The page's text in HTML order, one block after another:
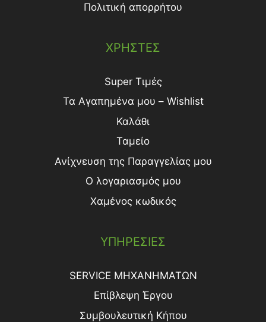
Πολιτική απορρήτου
ΧΡΗΣΤΕΣ
Super Τιμές
Τα Αγαπημένα μου – Wishlist
Καλάθι
Ταμείο
Ανίχνευση της Παραγγελίας μου
Ο λογαριασμός μου
Χαμένος κωδικός
ΥΠΗΡΕΣΙΕΣ
SERVICE ΜΗΧΑΝΗΜΑΤΩΝ
Επίβλεψη Έργου
Συμβουλευτική Κήπου